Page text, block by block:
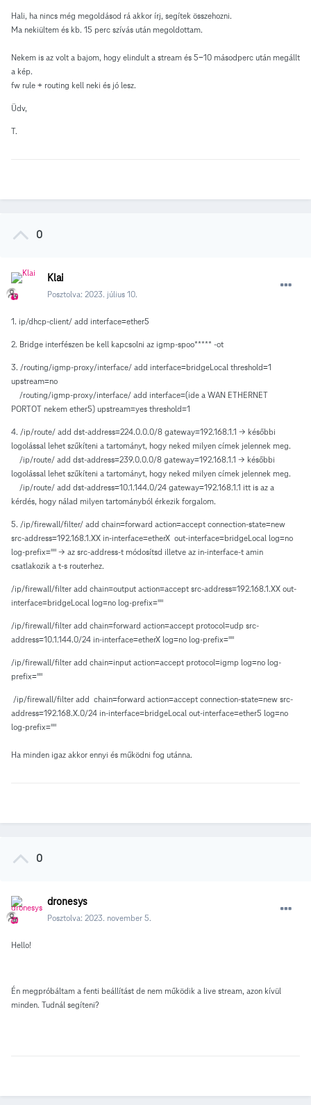
Hali, ha nincs még megoldásod rá akkor írj, segítek összehozni.
Ma nekiültem és kb. 15 perc szívás után megoldottam.
Nekem is az volt a bajom, hogy elindult a stream és 5-10 másodperc után megállt
a kép.
fw rule + routing kell neki és jó lesz.
Üdv,
T.
0
Klai
Posztolva: 2023. július 10.
1. ip/dhcp-client/ add interface=ether5
2. Bridge interfészen be kell kapcsolni az igmp-spoo***** -ot
3. /routing/igmp-proxy/interface/ add interface=bridgeLocal threshold=1
upstream=no
/routing/igmp-proxy/interface/ add interface=(ide a WAN ETHERNET
PORTOT nekem ether5) upstream=yes threshold=1
4. /ip/route/ add dst-address=224.0.0.0/8 gateway=192.168.1.1 -> későbbi
logolással lehet szűkíteni a tartományt, hogy neked milyen címek jelennek meg.
/ip/route/ add dst-address=239.0.0.0/8 gateway=192.168.1.1 -> későbbi
logolással lehet szűkíteni a tartományt, hogy neked milyen címek jelennek meg.
/ip/route/ add dst-address=10.1.144.0/24 gateway=192.168.1.1 itt is az a
kérdés, hogy nálad milyen tartományból érkezik forgalom.
5. /ip/firewall/filter/ add chain=forward action=accept connection-state=new
src-address=192.168.1.XX in-interface=etherX out-interface=bridgeLocal log=no
log-prefix="" -> az src-address-t módosítsd illetve az in-interface-t amin
csatlakozik a t-s routerhez.
/ip/firewall/filter add chain=output action=accept src-address=192.168.1.XX out-
interface=bridgeLocal log=no log-prefix=""
/ip/firewall/filter add chain=forward action=accept protocol=udp src-
address=10.1.144.0/24 in-interface=etherX log=no log-prefix=""
/ip/firewall/filter add chain=input action=accept protocol=igmp log=no log-
prefix=""
/ip/firewall/filter add chain=forward action=accept connection-state=new src-
address=192.168.X.0/24 in-interface=bridgeLocal out-interface=ether5 log=no
log-prefix=""
Ha minden igaz akkor ennyi és működni fog utánna.
0
dronesys
Posztolva: 2023. november 5.
Hello!
Én megpróbáltam a fenti beállítást de nem működik a live stream, azon kívül
minden. Tudnál segíteni?